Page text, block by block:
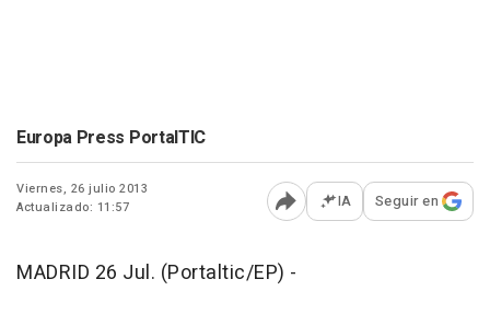
Europa Press PortalTIC
Viernes, 26 julio 2013
Actualizado: 11:57
Abrir opciones para
IA Seguir en
MADRID 26 Jul. (Portaltic/EP) -